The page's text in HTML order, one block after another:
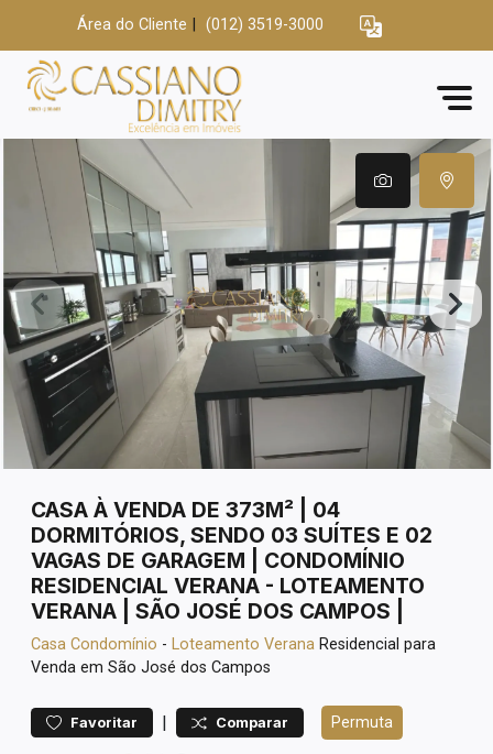
Área do Cliente (012) 3519-3000
CASA À VENDA DE 373M² | 04
DORMITÓRIOS, SENDO 03 SUÍTES E 02
VAGAS DE GARAGEM | CONDOMÍNIO
RESIDENCIAL VERANA - LOTEAMENTO
VERANA | SÃO JOSÉ DOS CAMPOS |
Casa Condomínio - Loteamento Verana Residencial para
Venda em São José dos Campos
Favoritar | Comparar Permuta